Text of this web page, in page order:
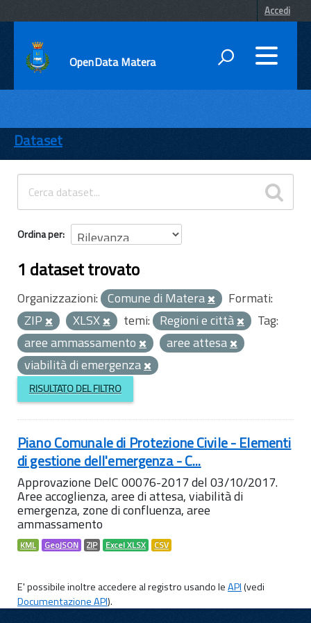
Accedi
OpenData Matera
ENTI
TEMI
INFORMAZIONI
Dataset
Ordina per
1 dataset trovato
Organizzazioni: Comune di Matera
Formati:
ZIP
XLSX temi: Regioni e città
Tag:
aree ammassamento
aree attesa
viabilità di emergenza
RISULTATO DEL FILTRO
Piano Comunale di Protezione Civile - Elementi
di gestione dell'emergenza - C...
Approvazione DelC 00076-2017 del 03/10/2017.
Aree accoglienza, aree di attesa, viabilità di
emergenza, zone di confluenza, aree
ammassamento
KML GeoJSON ZIP Excel XLSX CSV
E' possibile inoltre accedere al registro usando leAPI(vedi
Documentazione API).